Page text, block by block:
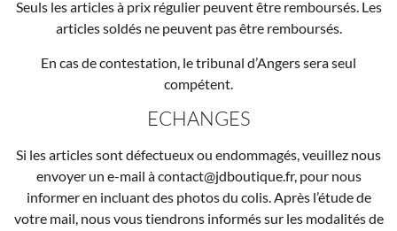
Seuls les articles à prix régulier peuvent être remboursés. Les
articles soldés ne peuvent pas être remboursés.
En cas de contestation, le tribunal d’Angers sera seul
compétent.
ECHANGES
Si les articles sont défectueux ou endommagés, veuillez nous
envoyer un e-mail à contact@jdboutique.fr, pour nous
informer en incluant des photos du colis. Après l’étude de
votre mail, nous vous tiendrons informés sur les modalités de